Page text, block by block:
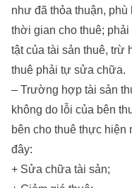
như đã thỏa thuận,
thời gian cho thuê;
tật của tài sản thuê, trừ
thuê phải tự sửa chữa.
– Trường hợp tài sản
không do lỗi của bên
bên cho thuê thực hiện
đây:
+ Sửa chữa tài sản;